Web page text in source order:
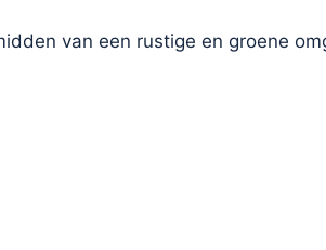
van een rustige en groene